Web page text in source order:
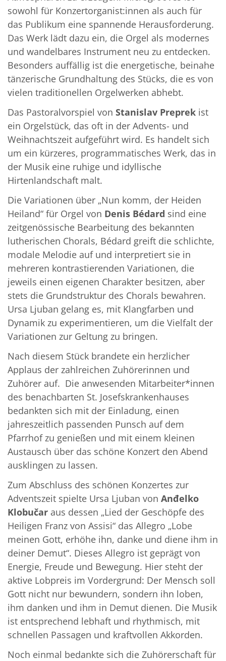
sowohl für Konzertorganist:innen als auch für
das Publikum eine spannende Herausforderung.
Das Werk lädt dazu ein, die Orgel als modernes
und wandelbares Instrument neu zu entdecken.
Besonders auffällig ist die energetische, beinahe
tänzerische Grundhaltung des Stücks, die es von
vielen traditionellen Orgelwerken abhebt.
Das Pastoralvorspiel von Stanislav Preprek ist
ein Orgelstück, das oft in der Advents- und
Weihnachtszeit aufgeführt wird. Es handelt sich
um ein kürzeres, programmatisches Werk, das in
der Musik eine ruhige und idyllische
Hirtenlandschaft malt.
Die Variationen über „Nun komm, der Heiden
Heiland“ für Orgel von Denis Bédard sind eine
zeitgenössische Bearbeitung des bekannten
lutherischen Chorals, Bédard greift die schlichte,
modale Melodie auf und interpretiert sie in
mehreren kontrastierenden Variationen, die
jeweils einen eigenen Charakter besitzen, aber
stets die Grundstruktur des Chorals bewahren.
Ursa Ljuban gelang es, mit Klangfarben und
Dynamik zu experimentieren, um die Vielfalt der
Variationen zur Geltung zu bringen.
Nach diesem Stück brandete ein herzlicher
Applaus der zahlreichen Zuhörerinnen und
Zuhörer auf. Die anwesenden Mitarbeiter*innen
des benachbarten St. Josefskrankenhauses
bedankten sich mit der Einladung, einen
jahreszeitlich passenden Punsch auf dem
Pfarrhof zu genießen und mit einem kleinen
Austausch über das schöne Konzert den Abend
ausklingen zu lassen.
Zum Abschluss des schönen Konzertes zur
Adventszeit spielte Ursa Ljuban von Anđelko
Klobučar aus dessen „Lied der Geschöpfe des
Heiligen Franz von Assisi“ das Allegro „Lobe
meinen Gott, erhöhe ihn, danke und diene ihm in
deiner Demut“. Dieses Allegro ist geprägt von
Energie, Freude und Bewegung. Hier steht der
aktive Lobpreis im Vordergrund: Der Mensch soll
Gott nicht nur bewundern, sondern ihn loben,
ihm danken und ihm in Demut dienen. Die Musik
ist entsprechend lebhaft und rhythmisch, mit
schnellen Passagen und kraftvollen Akkorden.
Noch einmal bedankte sich die Zuhörerschaft für